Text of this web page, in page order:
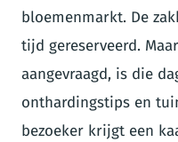
bloemenmarkt. De
tijd gereserveerd.
aangevraagd, is die
onthardingstips en
bezoeker krijgt een